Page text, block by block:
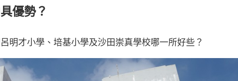
優勢？
明才小學、培基小學及沙田崇真學校哪一所好些？